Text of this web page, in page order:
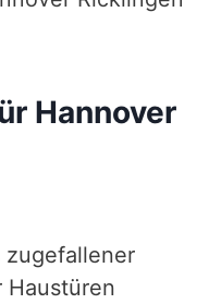
Hannover
zugefallener
Haustüren